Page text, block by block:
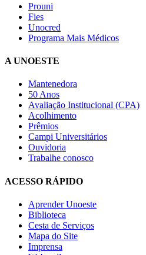
Prouni
Fies
Unocred
Programa Mais Médicos
A UNOESTE
Mantenedora
50 Anos
Avaliação Institucional (CPA)
Acolhimento
Prêmios
Campi Universitários
Ouvidoria
Trabalhe conosco
ACESSO RÁPIDO
Aprender Unoeste
Biblioteca
Cesta de Serviços
Mapa do Site
Imprensa